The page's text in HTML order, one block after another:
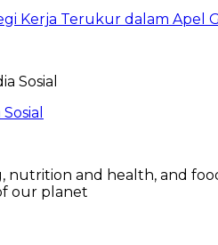
Kerja Terukur dalam Apel